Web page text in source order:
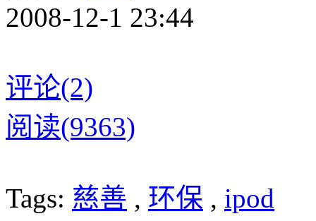
2008-12-1 23:44
评论(2)
阅读(9363)
Tags: 慈善 , 环保 , ipod